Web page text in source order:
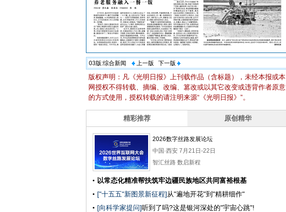
03版:综合新闻 上一版 下一版
版权声明：凡《光明日报》上刊载作品（含标题），未经本报或本
网授权不得转载、摘编、改编、篡改或以其它改变或违背作者原意
的方式使用，授权转载的请注明来源“《光明日报》”。